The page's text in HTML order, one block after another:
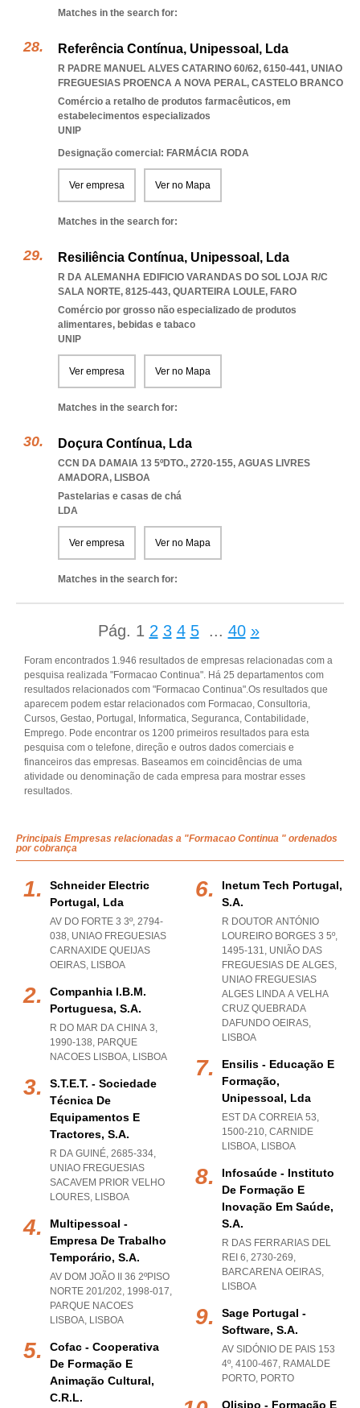
Matches in the search for:
Referência Contínua, Unipessoal, Lda
R PADRE MANUEL ALVES CATARINO 60/62, 6150-441, UNIAO
FREGUESIAS PROENCA A NOVA PERAL, CASTELO BRANCO
Comércio a retalho de produtos farmacêuticos, em
estabelecimentos especializados
UNIP
Designação comercial: FARMÁCIA RODA
Ver empresa Ver no Mapa
Matches in the search for:
Resiliência Contínua, Unipessoal, Lda
R DA ALEMANHA EDIFICIO VARANDAS DO SOL LOJA R/C
SALA NORTE, 8125-443, QUARTEIRA LOULE, FARO
Comércio por grosso não especializado de produtos
alimentares, bebidas e tabaco
UNIP
Ver empresa Ver no Mapa
Matches in the search for:
Doçura Contínua, Lda
CCN DA DAMAIA 13 5ºDTO., 2720-155, AGUAS LIVRES
AMADORA, LISBOA
Pastelarias e casas de chá
LDA
Ver empresa Ver no Mapa
Matches in the search for:
Pág. 1 2 3 4 5 ... 40 »
Foram encontrados 1.946 resultados de empresas relacionadas com a
pesquisa realizada "Formacao Continua". Há 25 departamentos com
resultados relacionados com "Formacao Continua".Os resultados que
aparecem podem estar relacionados com Formacao, Consultoria,
Cursos, Gestao, Portugal, Informatica, Seguranca, Contabilidade,
Emprego. Pode encontrar os 1200 primeiros resultados para esta
pesquisa com o telefone, direção e outros dados comerciais e
financeiros das empresas. Baseamos em coincidências de uma
atividade ou denominação de cada empresa para mostrar esses
resultados.
Principais Empresas relacionadas a "Formacao Continua " ordenados
por cobrança
Schneider Electric
Portugal, Lda
AV DO FORTE 3 3º, 2794-
038, UNIAO FREGUESIAS
CARNAXIDE QUEIJAS
OEIRAS, LISBOA
Companhia I.b.m.
Portuguesa, S.a.
R DO MAR DA CHINA 3,
1990-138, PARQUE
NACOES LISBOA, LISBOA
S.t.e.t. - Sociedade
Técnica De
Equipamentos E
Tractores, S.a.
R DA GUINÉ, 2685-334,
UNIAO FREGUESIAS
SACAVEM PRIOR VELHO
LOURES, LISBOA
Multipessoal -
Empresa De Trabalho
Temporário, S.a.
AV DOM JOÃO II 36 2ºPISO
NORTE 201/202, 1998-017,
PARQUE NACOES
LISBOA, LISBOA
Cofac - Cooperativa
De Formação E
Animação Cultural,
C.r.l.
Inetum Tech Portugal,
S.a.
R DOUTOR ANTÓNIO
LOUREIRO BORGES 3 5º,
1495-131, UNIÃO DAS
FREGUESIAS DE ALGES,
UNIAO FREGUESIAS
ALGES LINDA A VELHA
CRUZ QUEBRADA
DAFUNDO OEIRAS,
LISBOA
Ensilis - Educação E
Formação,
Unipessoal, Lda
EST DA CORREIA 53,
1500-210, CARNIDE
LISBOA, LISBOA
Infosaúde - Instituto
De Formação E
Inovação Em Saúde,
S.a.
R DAS FERRARIAS DEL
REI 6, 2730-269,
BARCARENA OEIRAS,
LISBOA
Sage Portugal -
Software, S.a.
AV SIDÓNIO DE PAIS 153
4º, 4100-467, RAMALDE
PORTO, PORTO
Olisipo - Formação E